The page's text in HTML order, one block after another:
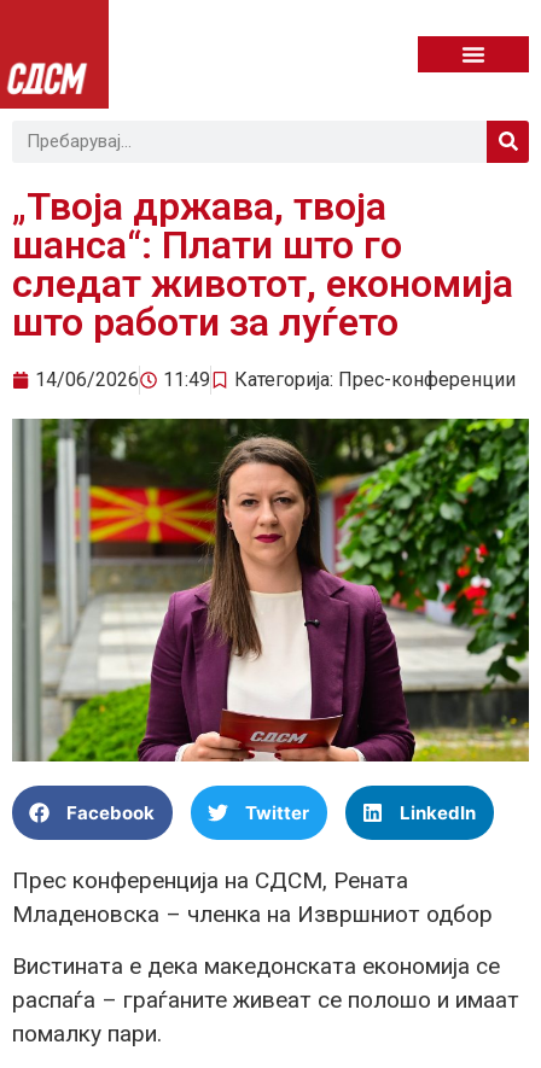
„Твоја држава, твоја
шанса“: Плати што го
следат животот, економија
што работи за луѓето
14/06/2026 11:49 Категорија: Прес-конференции
Facebook Twitter LinkedIn
Прес конференција на СДСМ, Рената
Младеновска – членка на Извршниот одбор
Вистината е дека македонската економија се
распаѓа – граѓаните живеат се полошо и имаат
помалку пари.